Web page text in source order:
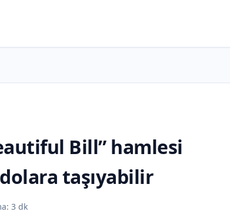
Bill” hamlesi
taşıyabilir
3 dk